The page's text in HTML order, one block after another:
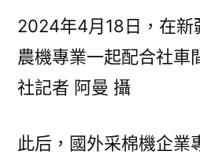
2024年4月18日，在新
農機專業一起配合社車
社記者 阿曼 攝
此后，國外采棉機企業